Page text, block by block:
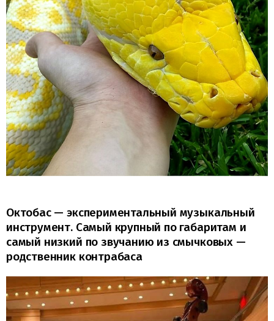
Октобас — экспериментальный музыкальный
инструмент. Самый крупный по габаритам и
самый низкий по звучанию из смычковых —
родственник контрабаса